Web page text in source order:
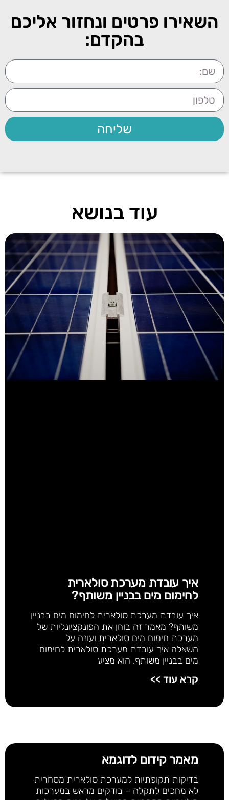
השאירו פרטים ונחזור אליכם
בהקדם:
שליחה
עוד בנושא
איך עובדת מערכת סולארית
לחימום מים בבניין משותף?
איך עובדת מערכת סולארית לחימום מים בבניין
משותף? מאמר זה בוחן את הפונקציונליות של
מערכת חימום מים סולארית ועונה על
השאלה איך עובדת מערכת סולארית לחימום
מים בבניין משותף. הוא מציע
קרא עוד >>
מאמר קידום לדוגמא
בדיקות תקופתיות למערכת סולארית מסחרית
לא מחכים לתקלה – בודקים מראש במערכות